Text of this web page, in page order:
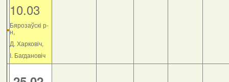
10.03
Бярозаўскі р-
н,
Д. Харковіч,
І. Багдановіч